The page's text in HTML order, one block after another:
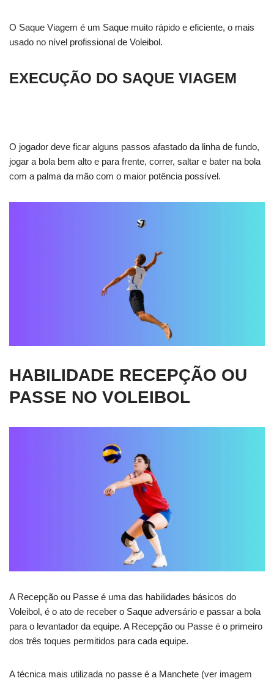
O Saque Viagem é um Saque muito rápido e eficiente, o mais
usado no nível profissional de Voleibol.
EXECUÇÃO DO SAQUE VIAGEM
O jogador deve ficar alguns passos afastado da linha de fundo,
jogar a bola bem alto e para frente, correr, saltar e bater na bola
com a palma da mão com o maior potência possível.
HABILIDADE RECEPÇÃO OU
PASSE NO VOLEIBOL
A Recepção ou Passe é uma das habilidades básicos do
Voleibol, é o ato de receber o Saque adversário e passar a bola
para o levantador da equipe. A Recepção ou Passe é o primeiro
dos três toques permitidos para cada equipe.
A técnica mais utilizada no passe é a Manchete (ver imagem